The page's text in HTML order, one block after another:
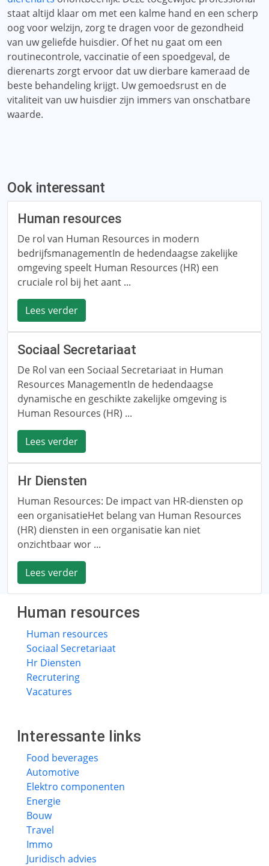
staat altijd klaar om met een kalme hand en een scherp
oog voor welzijn, zorg te dragen voor de gezondheid
van uw geliefde huisdier. Of het nu gaat om een
routinecontrole, vaccinatie of een spoedgeval, de
dierenarts zorgt ervoor dat uw dierbare kameraad de
beste behandeling krijgt. Uw gemoedsrust en de
vitaliteit van uw huisdier zijn immers van onschatbare
waarde.
Ook interessant
Human resources
De rol van Human Resources in modern
bedrijfsmanagementIn de hedendaagse zakelijke
omgeving speelt Human Resources (HR) een
cruciale rol bij het aant ...
Lees verder
Sociaal Secretariaat
De Rol van een Sociaal Secretariaat in Human
Resources ManagementIn de hedendaagse
dynamische en geschikte zakelijke omgeving is
Human Resources (HR) ...
Lees verder
Hr Diensten
Human Resources: De impact van HR-diensten op
een organisatieHet belang van Human Resources
(HR) diensten in een organisatie kan niet
onzichtbaar wor ...
Lees verder
Human resources
Human resources
Sociaal Secretariaat
Hr Diensten
Recrutering
Vacatures
Interessante links
Food beverages
Automotive
Elektro componenten
Energie
Bouw
Travel
Immo
Juridisch advies